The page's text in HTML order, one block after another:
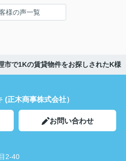
きに、また元気(o・・o)/~お店に
様の声一覧
市で1Kの賃貸物件をお探しされたK様
(正木商事株式会社）
お問い合わせ
2-40